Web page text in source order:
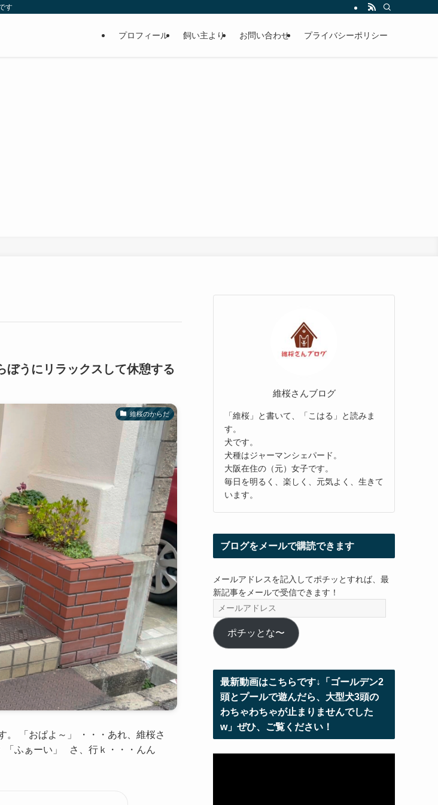
す
プロフィール 飼い主より お問い合わせ プライバシーポリシー
ぼうにリラックスして休憩する
維桜のからだ
「おぱよ～」 ・・・あれ、維桜さ
「ふぁーい」 さ、行ｋ・・・んん
維桜さんブログ
「維桜」と書いて、「こはる」と読みま
す。
犬です。
犬種はジャーマンシェパード。
大阪在住の（元）女子です。
毎日を明るく、楽しく、元気よく、生きて
います。
ブログをメールで購読できます
メールアドレスを記入してポチッとすれば、最
新記事をメールで受信できます！
ー
ル
ア
レ
ス
ポチッとな〜
最新動画はこちらです↓「ゴールデン2
頭とプールで遊んだら、大型犬3頭の
わちゃわちゃが止まりませんでした
w」ぜひ、ご覧ください！